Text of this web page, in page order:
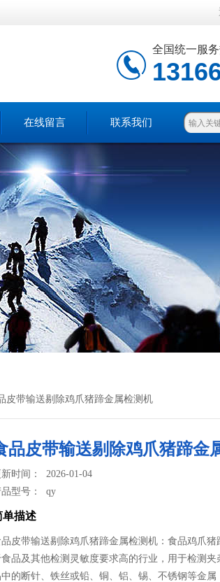
全国统一服务
在线留言 联系我们
皮带输送剔除鸡爪猪蹄金属检测机
品皮带输送剔除鸡爪猪蹄金
新时间： 2026-01-04
品型号：qy
单描述
皮带输送剔除鸡爪猪蹄金属检测机：食品鸡爪猪
品及其他检测灵敏度要求高的行业，用于检测
的断针、铁丝或铅、铜、铝、锡、不锈钢等金属